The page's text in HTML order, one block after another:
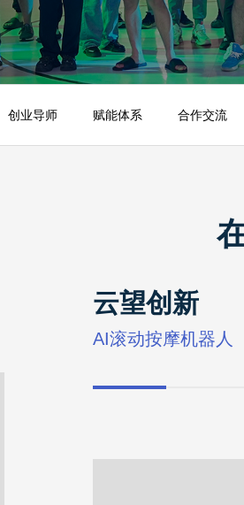
合作高校
最新消息
创业导师 赋能体系 合作交流
云望创新
AI滚动按摩机器人